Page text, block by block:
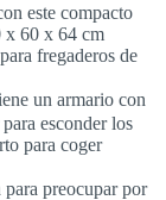
este compacto
x 60 x 64 cm
fregaderos de
un armario con
esconder los
para coger
preocupar por